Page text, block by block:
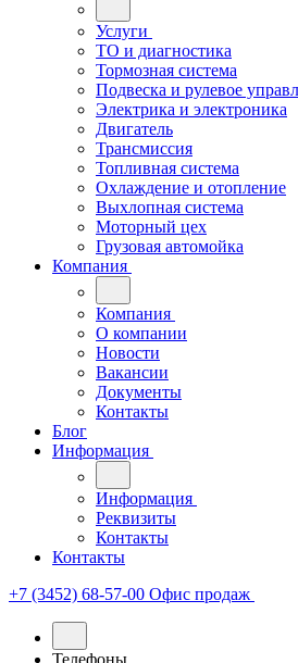
Услуги
ТО и диагностика
Тормозная система
Подвеска и рулевое
Электрика и электроника
Двигатель
Трансмиссия
Топливная система
Охлаждение и отопление
Выхлопная система
Моторный цех
Грузовая автомойка
Компания
Компания
О компании
Новости
Вакансии
Документы
Контакты
Блог
Информация
Информация
Реквизиты
Контакты
Контакты
+7 (3452) 68-57-00 Офис продаж
Телефоны